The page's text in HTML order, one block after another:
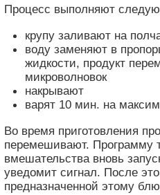
Процесс выполняют
крупу заливают на
воду заменяют в
жидкости, продукт
микроволновок
накрывают
варят 10 мин. на
Во время приготовления
перемешивают. Программу
вмешательства вновь
уведомит сигнал. После
предназначенной этому